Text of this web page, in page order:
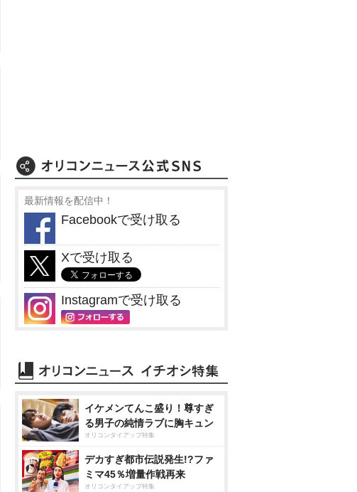
最新情報を配信中！
Facebookで受け取る
Xで受け取る
Instagramで受け取る
イケメンてんこ盛り！尊すぎ
る男子の純情ラブに胸キュン
オリコンタイアップ特集
デカすぎ都市伝説発生!?ファ
ミマ45％増量作戦再来
オリコンタイアップ特集